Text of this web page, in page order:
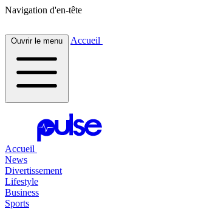
Navigation d'en-tête
Ouvrir le menu Accueil
Accueil
News
Divertissement
Lifestyle
Business
Sports